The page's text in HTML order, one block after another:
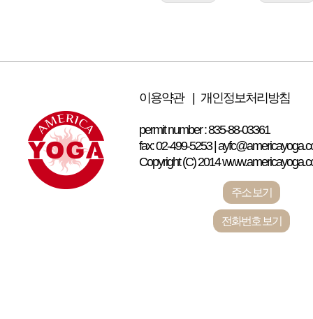
이용약관 | 개인정보처리방침
permit number : 835-88-03361
fax: 02-499-5253 |
Copyright (C) 2014
주소 보기
전화번호 보기